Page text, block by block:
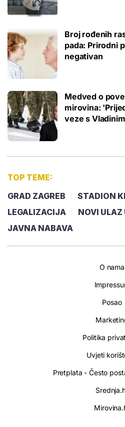
Broj rođenih
pada: Prirodni
negativan
Medved o
mirovina:
veze s
TOP TEME:
GRAD ZAGREB
STADION
LEGALIZACIJA
NOVI ULAZ
JAVNA NABAVA
O nama
Posao
Politika
Uvjeti
Pretplata - Često